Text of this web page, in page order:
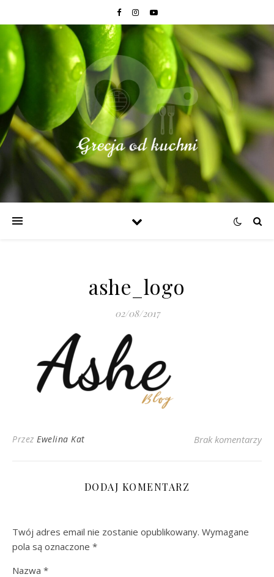
ashe_logo
02/08/2017
Przez Ewelina Kat Brak komentarzy
DODAJ KOMENTARZ
Twój adres email nie zostanie opublikowany. Wymagane
pola są oznaczone *
Nazwa *